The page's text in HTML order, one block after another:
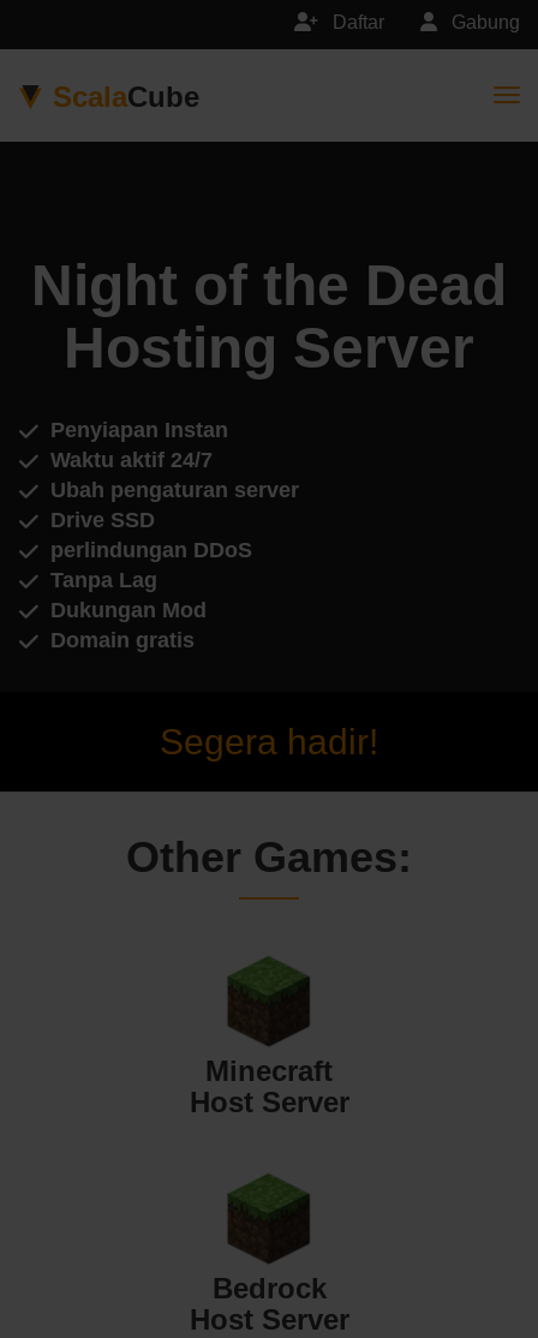
Gabung
Daftar
ScalaCube
Night of the Dead
Hosting Server
Penyiapan Instan
Waktu aktif 24/7
Ubah pengaturan server
Drive SSD
perlindungan DDoS
Tanpa Lag
Dukungan Mod
Domain gratis
Segera hadir!
Other Games:
Minecraft
Host Server
Bedrock
Host Server